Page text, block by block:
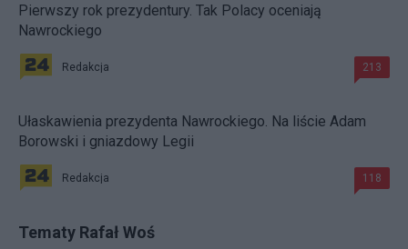
Pierwszy rok prezydentury. Tak Polacy oceniają
Nawrockiego
Redakcja 213
Ułaskawienia prezydenta Nawrockiego. Na liście Adam
Borowski i gniazdowy Legii
Redakcja 118
Tematy Rafał Woś